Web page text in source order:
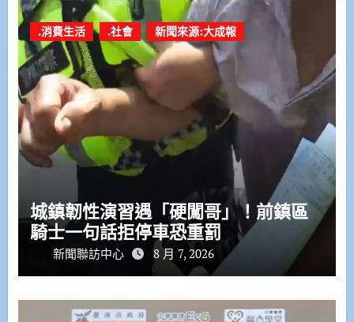
.消費生活 .社會 新聞來源:大成報
城鎮韌性演習遇「硬闖哥」！前鎮區
騎士一句話拒停車恐重罰
新聞聯訪中心 8 月 7, 2026